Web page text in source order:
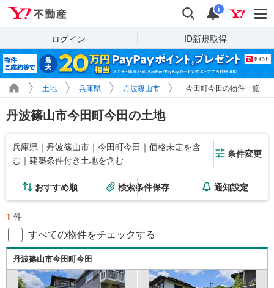
検索 通知
i
ログイン ID新規取得
土地 兵庫県 丹波篠山市 今田町今田の物件一覧
丹波篠山市今田町今田の土地
兵庫県｜丹波篠山市｜今田町今田｜価格未定を含
む｜建築条件付き土地を含む
条件変更
おすすめ順 検索条件保存 通知設定
1 件
すべての物件をチェックする
丹波篠山市今田町今田